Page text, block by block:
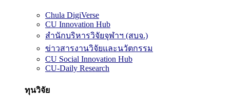
Chula DigiVerse
CU Innovation Hub
สำนักบริหารวิจัยจุฬาฯ (สบจ.)
ข่าวสารงานวิจัยและนวัตกรรม
CU Social Innovation Hub
CU-Daily Research
ทุนวิจัย